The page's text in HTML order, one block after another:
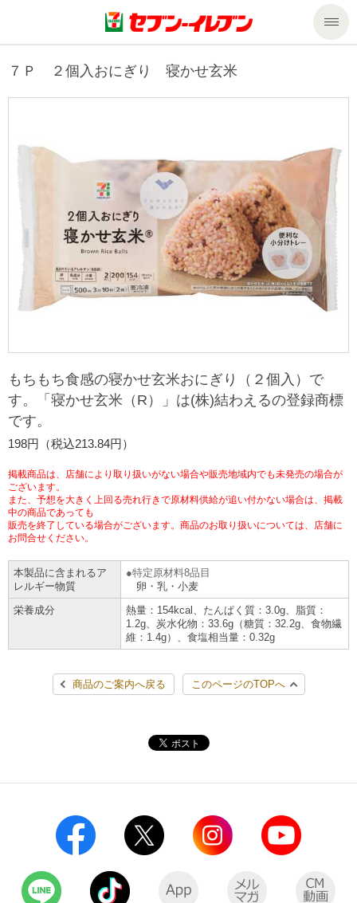
商品のご案内
今週の新商品
商品カテゴリ一覧
セブンプレミアム
ギフト
プリペイドカード・金券
ニンテンドー・ダウンロードカード
サービス
nanacoトップ
マルチコピー機でできること
コピー
プリント
スキャン
ファクス
チケット
プリペイドサービス
スポーツ振興くじ
行政サービス
学び・教育
宅配便
切手・はがき・印紙
セブン銀行ATM
ご利用可能なお支払い方法
スマホプリペイド
レジでApple Accountにチャージ
オンラインフォトサービス
コインランドリー（店舗限定）
自転車シェアリング（店舗限定）
モバイルバッテリーシェアリング（店舗限定）
チケットサービス
セブンチケット
イープラス
JTB
セブン‐イレブンでお受取り
セブンネットショッピング
企業情報トップ
ニュースリリース
企業理念
会社概要
貸借対照表・損益計算書
沿革
国内店舗数
売上高、店舗数推移
セブン‐イレブンの海外事業
データで見るセブン‐イレブン
セブン‐イレブンの「商品力」
セブン-イレブンの横顔
セブン-イレブンの歴史
私たちの取組み
サステナビリティ
セブン＆アイ・ホールディングスの重点課題
サステナビリティ活動基本方針
サステナビリティ推進体制
GREEN CHALLENGE 2050
4VISIONS
サステナビリティニュース
サステナビリティレポート
報告書ライブラリー
加盟店オーナー募集 物件募集・購入
アルバイト情報
店舗検索
お問い合わせ
Language
English (Corporate)
English (Services)
简体中文(服务)
한국어(서비스)
７Ｐ ２個入おにぎり 寝かせ玄米
もちもち食感の寝かせ玄米おにぎり（２個入）で
す。「寝かせ玄米（R）」は(株)結わえるの登録商標
です。
198円（税込213.84円）
掲載商品は、店舗により取り扱いがない場合や販売地域内でも未発売の場合が
ございます。
また、予想を大きく上回る売れ行きで原材料供給が追い付かない場合は、掲載
中の商品であっても
販売を終了している場合がございます。商品のお取り扱いについては、店舗に
お問合せください。
本製品に含まれるア
レルギー物質
特定原材料8品目
卵・乳・小麦
栄養成分
熱量：154kcal、たんぱく質：3.0g、脂質：
1.2g、炭水化物：33.6g（糖質：32.2g、食物繊
維：1.4g）、食塩相当量：0.32g
商品のご案内へ戻る このページのTOPへ